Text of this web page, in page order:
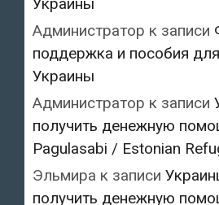
Администратор к записи
поддержка и пособия
Украины
Администратор к записи
получить денежную
Pagulasabi / Estonian
Эльмира к записи
получить денежную